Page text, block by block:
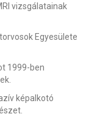
vizsgálatainak
Egyesülete
1999-ben
képalkotó